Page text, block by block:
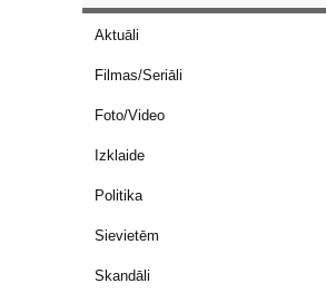
Aktuāli
Filmas/Seriāli
Foto/Video
Izklaide
Politika
Sievietēm
Skandāli